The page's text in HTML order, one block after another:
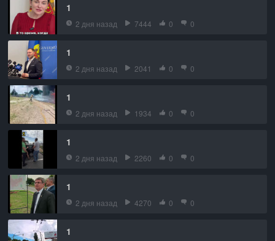
1
2 дня назад 7444 0 0
1
2 дня назад 2041 0 0
1
2 дня назад 1934 0 0
1
2 дня назад 2260 0 0
1
2 дня назад 4270 0 0
1